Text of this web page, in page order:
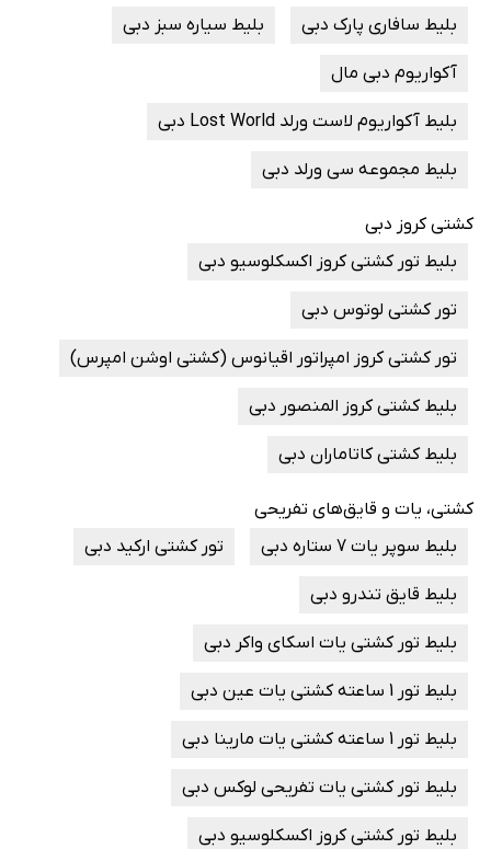
بلیط سافاری پارک دبی بلیط سیاره سبز دبی
آکواریوم دبی مال
بلیط آکواریوم لاست ورلد Lost World دبی
بلیط مجموعه سی ورلد دبی
کشتی کروز دبی
بلیط تور کشتی کروز اکسکلوسیو دبی
تور کشتی لوتوس دبی
تور کشتی کروز امپراتور اقیانوس (کشتی اوشن امپرس)
بلیط کشتی کروز المنصور دبی
بلیط کشتی کاتاماران دبی
کشتی، یات و قایق‌های تفریحی
بلیط سوپر یات 7 ستاره دبی
تور کشتی ارکید دبی
بلیط قایق تندرو دبی
بلیط تور کشتی یات اسکای واکر دبی
بلیط تور 1 ساعته کشتی یات عین دبی
بلیط تور 1 ساعته کشتی یات مارینا دبی
بلیط تور کشتی یات تفریحی لوکس دبی
بلیط تور کشتی کروز اکسکلوسیو دبی